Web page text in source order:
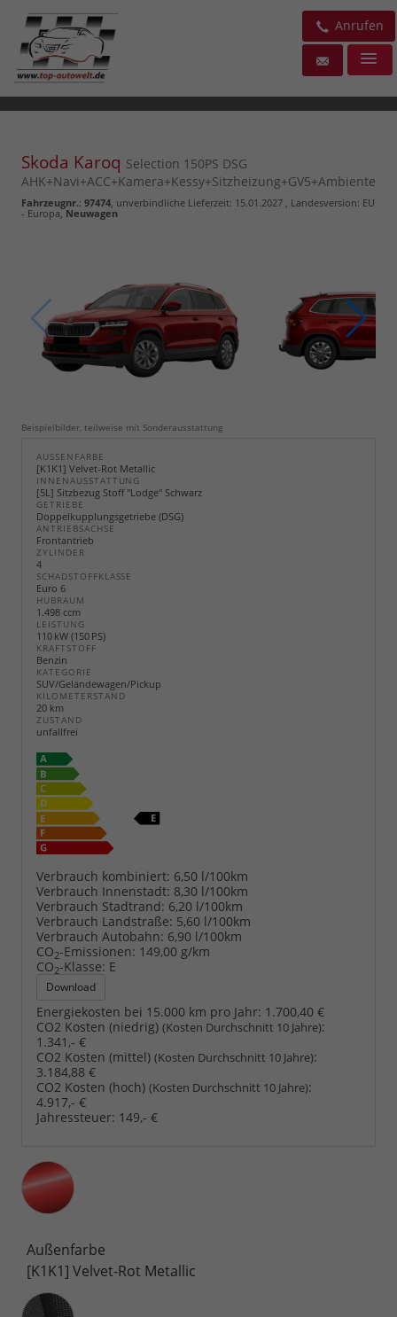
Anrufen
Skoda Karoq Selection 150PS DSG
AHK+Navi+ACC+Kamera+Kessy+Sitzheizung+GV5+Ambiente
Fahrzeugnr.: 97474 , unverbindliche Lieferzeit: 15.01.2027 , Landesversion: EU
- Europa,Neuwagen
Beispielbilder, teilweise mit Sonderausstattung
AUSSENFARBE
[K1K1] Velvet-Rot Metallic
INNENAUSSTATTUNG
[5L] Sitzbezug Stoff "Lodge" Schwarz
GETRIEBE
Doppelkupplungsgetriebe (DSG)
ANTRIEBSACHSE
Frontantrieb
ZYLINDER
4
SCHADSTOFFKLASSE
Euro 6
HUBRAUM
1.498 ccm
LEISTUNG
110 kW (150 PS)
KRAFTSTOFF
Benzin
KATEGORIE
SUV/Geländewagen/Pickup
KILOMETERSTAND
20 km
ZUSTAND
unfallfrei
Verbrauch kombiniert: 6,50 l/100km
Verbrauch Innenstadt: 8,30 l/100km
Verbrauch Stadtrand: 6,20 l/100km
Verbrauch Landstraße: 5,60 l/100km
Verbrauch Autobahn: 6,90 l/100km
CO2-Emissionen: 149,00 g/km
CO2-Klasse: E
Download
Energiekosten bei 15.000 km pro Jahr: 1.700,40 €
CO2 Kosten (niedrig) (Kosten Durchschnitt 10 Jahre):
1.341,- €
CO2 Kosten (mittel) (Kosten Durchschnitt 10 Jahre):
3.184,88 €
CO2 Kosten (hoch) (Kosten Durchschnitt 10 Jahre):
4.917,- €
Jahressteuer: 149,- €
Außenfarbe
[K1K1] Velvet-Rot Metallic
Innenausstattung